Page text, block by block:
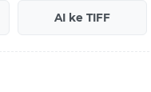
AI ke TIFF